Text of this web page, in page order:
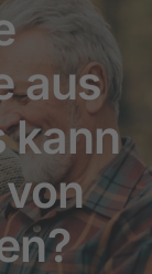
aus
kann